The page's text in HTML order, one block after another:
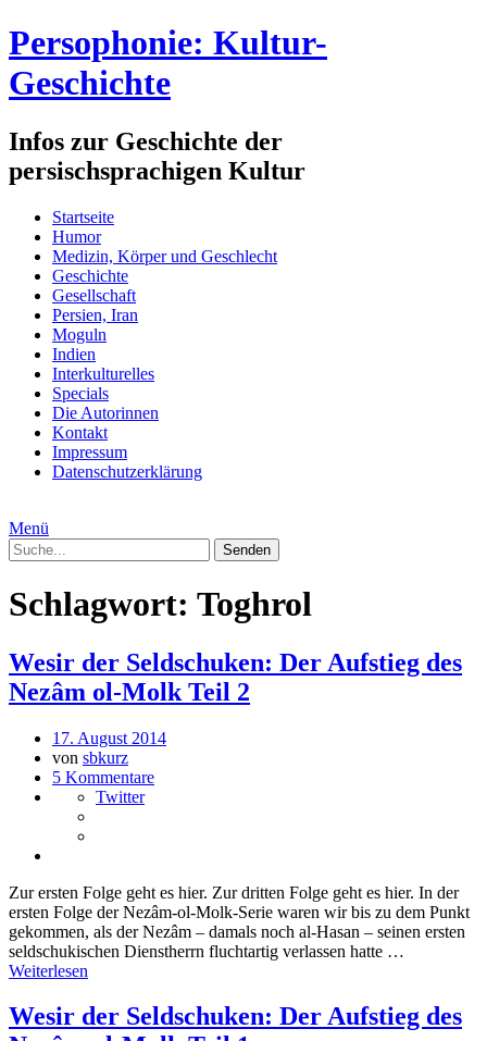
Persophonie: Kultur-
Geschichte
Infos zur Geschichte der
persischsprachigen Kultur
Startseite
Humor
Medizin, Körper und Geschlecht
Geschichte
Gesellschaft
Persien, Iran
Moguln
Indien
Interkulturelles
Specials
Die Autorinnen
Kontakt
Impressum
Datenschutzerklärung
Menü
Schlagwort: Toghrol
Wesir der Seldschuken: Der Aufstieg des
Nezâm ol-Molk Teil 2
17. August 2014
von sbkurz
5 Kommentare
Twitter
Zur ersten Folge geht es hier. Zur dritten Folge geht es hier. In der
ersten Folge der Nezâm-ol-Molk-Serie waren wir bis zu dem Punkt
gekommen, als der Nezâm – damals noch al-Hasan – seinen ersten
seldschukischen Dienstherrn fluchtartig verlassen hatte …
Weiterlesen
Wesir der Seldschuken: Der Aufstieg des